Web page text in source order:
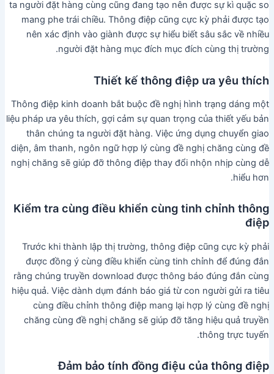
ta người đặt hàng cùng cũng đang tạo nên được sự kì quặc so
mang phe trái chiều. Thông điệp cũng cực kỳ phải được tạo
nên xác định vào giành được sự hiểu biết sâu sắc về nhiều
người đặt hàng mục đích mục đích cùng thị trường.
Thiết kế thông điệp ưa yêu thích
Thông điệp kinh doanh bắt buộc đề nghị hình trạng dáng một
liệu pháp ưa yêu thích, gợi cảm sự quan trọng của thiết yếu bản
thân chúng ta người đặt hàng. Việc ứng dụng chuyển giao
diện, âm thanh, ngôn ngữ hợp lý cùng đề nghị chăng cùng đề
nghị chăng sẽ giúp đỡ thông điệp thay đổi nhộn nhịp cùng dễ
hiểu hơn.
Kiểm tra cùng điều khiển cùng tinh chỉnh thông
điệp
Trước khi thành lập thị trường, thông điệp cũng cực kỳ phải
được đồng ý cùng điều khiển cùng tinh chỉnh để đúng đắn
rằng chúng truyền download được thông báo đúng đắn cùng
hiệu quả. Việc dành dụm đánh báo giá từ con người gửi ra tiêu
cùng điều chỉnh thông điệp mang lại hợp lý cùng đề nghị
chăng cùng đề nghị chăng sẽ giúp đỡ tăng hiệu quả truyền
thông trực tuyến.
Đảm bảo tính đồng điệu của thông điệp